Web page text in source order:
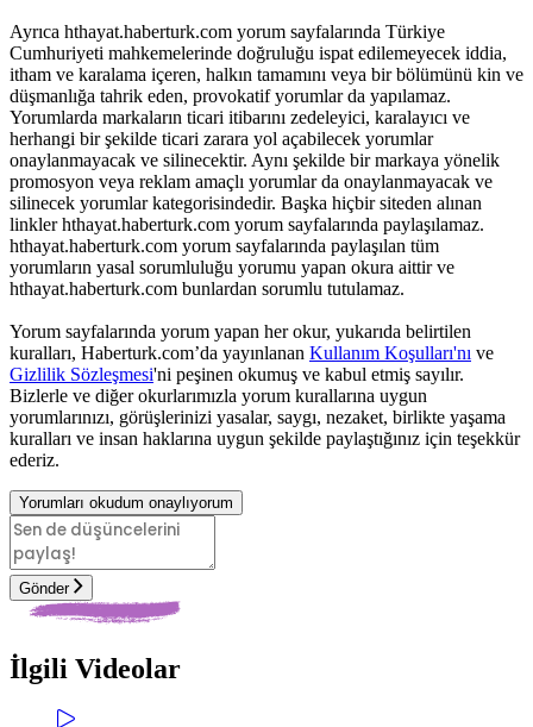
Ayrıca hthayat.haberturk.com yorum sayfalarında Türkiye
Cumhuriyeti mahkemelerinde doğruluğu ispat edilemeyecek iddia,
itham ve karalama içeren, halkın tamamını veya bir bölümünü kin ve
düşmanlığa tahrik eden, provokatif yorumlar da yapılamaz.
Yorumlarda markaların ticari itibarını zedeleyici, karalayıcı ve
herhangi bir şekilde ticari zarara yol açabilecek yorumlar
onaylanmayacak ve silinecektir. Aynı şekilde bir markaya yönelik
promosyon veya reklam amaçlı yorumlar da onaylanmayacak ve
silinecek yorumlar kategorisindedir. Başka hiçbir siteden alınan
linkler hthayat.haberturk.com yorum sayfalarında paylaşılamaz.
hthayat.haberturk.com yorum sayfalarında paylaşılan tüm
yorumların yasal sorumluluğu yorumu yapan okura aittir ve
hthayat.haberturk.com bunlardan sorumlu tutulamaz.
Yorum sayfalarında yorum yapan her okur, yukarıda belirtilen
kuralları, Haberturk.com’da yayınlanan Kullanım Koşulları'nı ve
Gizlilik Sözleşmesi'ni peşinen okumuş ve kabul etmiş sayılır.
Bizlerle ve diğer okurlarımızla yorum kurallarına uygun
yorumlarınızı, görüşlerinizi yasalar, saygı, nezaket, birlikte yaşama
kuralları ve insan haklarına uygun şekilde paylaştığınız için teşekkür
ederiz.
Yorumları okudum onaylıyorum
Gönder
İlgili Videolar